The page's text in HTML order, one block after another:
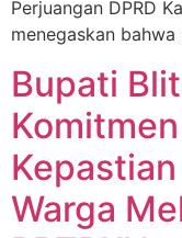
Perjuangan DPRD
menegaskan
Bupati
Warga